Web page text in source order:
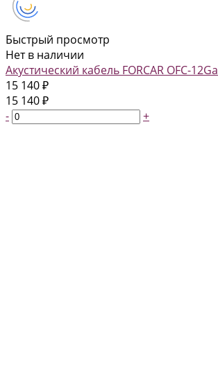
Быстрый просмотр
Нет в наличии
Акустический кабель FORCAR OFC-12Ga
15 140 ₽
15 140 ₽
-
+